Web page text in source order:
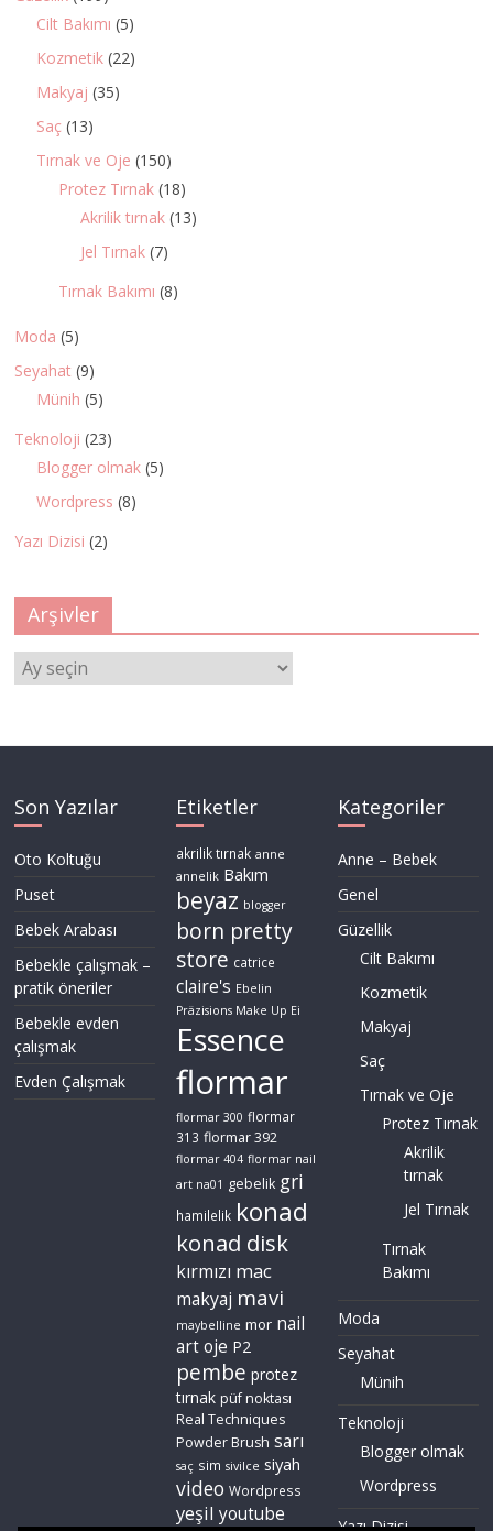
Cilt Bakımı (5)
Kozmetik (22)
Makyaj (35)
Saç (13)
Tırnak ve Oje (150)
Protez Tırnak (18)
Akrilik tırnak (13)
Jel Tırnak (7)
Tırnak Bakımı (8)
Moda (5)
Seyahat (9)
Münih (5)
Teknoloji (23)
Blogger olmak (5)
Wordpress (8)
Yazı Dizisi (2)
Arşivler
Arşivler
Son Yazılar
Oto Koltuğu
Puset
Bebek Arabası
Bebekle çalışmak –
pratik öneriler
Bebekle evden
çalışmak
Evden Çalışmak
Etiketler
akrilik tırnak anne
annelik Bakım
beyaz blogger
born pretty
store catrice
claire's Ebelin
Präzisions Make Up Ei
Essence
flormar
flormar 300 flormar
313 flormar 392
flormar 404 flormar nail
art na01 gebelik gri
hamilelik konad
konad disk
kırmızı mac
makyaj mavi
maybelline mor nail
artoje P2
pembe protez
tırnak püf noktası
Real Techniques
Powder Brush sarı
saç sim sivilce siyah
video Wordpress
yeşil youtube
Kategoriler
Anne – Bebek
Genel
Güzellik
Cilt Bakımı
Kozmetik
Makyaj
Saç
Tırnak ve Oje
Protez Tırnak
Akrilik
tırnak
Jel Tırnak
Tırnak
Bakımı
Moda
Seyahat
Münih
Teknoloji
Blogger olmak
Wordpress
Yazı Dizisi